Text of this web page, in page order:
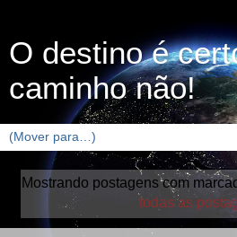
O destino é
caminho não!
Mostrando postagens com
todas as